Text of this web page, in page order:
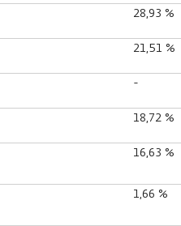
28,93 %
21,51 %
-
18,72 %
16,63 %
1,66 %